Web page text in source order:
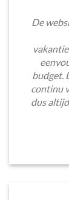
De
budget.
continu
dus